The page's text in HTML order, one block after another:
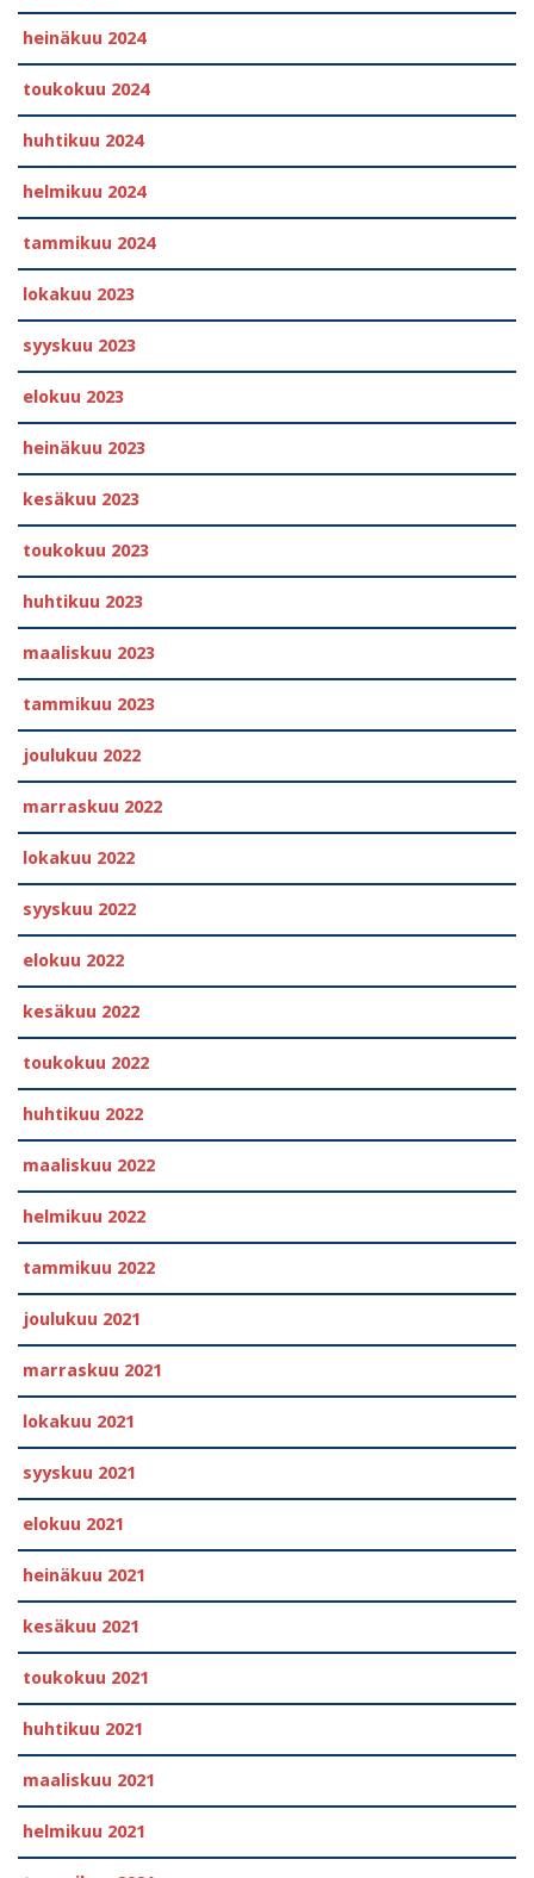
heinäkuu 2024
toukokuu 2024
huhtikuu 2024
helmikuu 2024
tammikuu 2024
lokakuu 2023
syyskuu 2023
elokuu 2023
heinäkuu 2023
kesäkuu 2023
toukokuu 2023
huhtikuu 2023
maaliskuu 2023
tammikuu 2023
joulukuu 2022
marraskuu 2022
lokakuu 2022
syyskuu 2022
elokuu 2022
kesäkuu 2022
toukokuu 2022
huhtikuu 2022
maaliskuu 2022
helmikuu 2022
tammikuu 2022
joulukuu 2021
marraskuu 2021
lokakuu 2021
syyskuu 2021
elokuu 2021
heinäkuu 2021
kesäkuu 2021
toukokuu 2021
huhtikuu 2021
maaliskuu 2021
helmikuu 2021